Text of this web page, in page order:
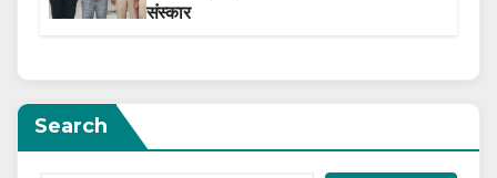
संस्कार
Search